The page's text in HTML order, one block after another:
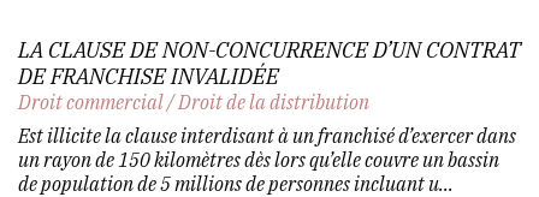
LA CLAUSE DE NON-CONCURRENCE D’UN CONTRAT
DE FRANCHISE INVALIDÉE
Droit commercial/Droit de la distribution
Est illicite la clause interdisant à un franchisé d’exercer dans
un rayon de 150 kilomètres dès lors qu’elle couvre un bassin
de population de 5 millions de personnes incluant u...